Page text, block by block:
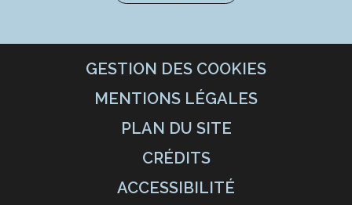
GESTION DES COOKIES
MENTIONS LÉGALES
PLAN DU SITE
CRÉDITS
ACCESSIBILITÉ